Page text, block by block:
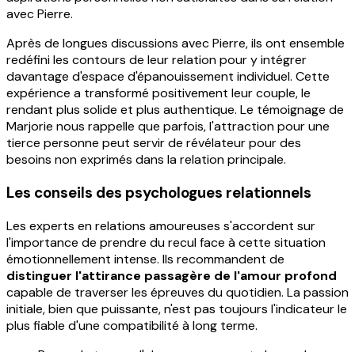
avec Pierre.
Après de longues discussions avec Pierre, ils ont ensemble
redéfini les contours de leur relation pour y intégrer
davantage d'espace d'épanouissement individuel. Cette
expérience a transformé positivement leur couple, le
rendant plus solide et plus authentique. Le témoignage de
Marjorie nous rappelle que parfois, l'attraction pour une
tierce personne peut servir de révélateur pour des
besoins non exprimés dans la relation principale.
Les conseils des psychologues relationnels
Les experts en relations amoureuses s'accordent sur
l'importance de prendre du recul face à cette situation
émotionnellement intense. Ils recommandent de
distinguer l'attirance passagère de l'amour profond
capable de traverser les épreuves du quotidien. La passion
initiale, bien que puissante, n'est pas toujours l'indicateur le
plus fiable d'une compatibilité à long terme.